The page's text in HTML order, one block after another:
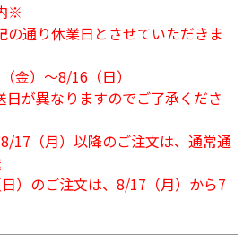
※
の通り休業日とさせていただきま
金）～8/16（日）
日が異なりますのでご了承くださ
17（月）以降のご注文は、通常通
）のご注文は、8/17（月）から7